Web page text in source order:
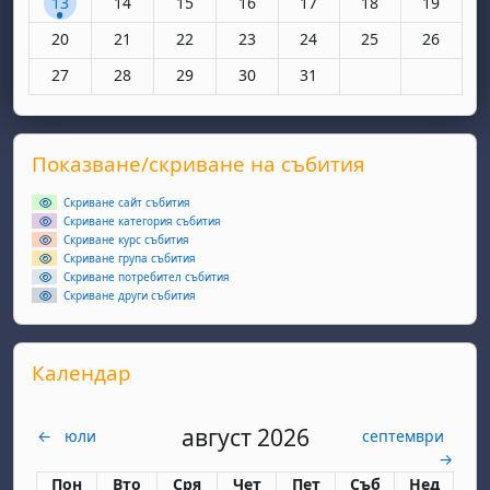
Няма събития, понеделник, 20 октомври
20 Няма събития, вторник, 21 октомври
21 Няма събития, сряда, 22 октомври
22 Няма събития, четвъртък, 23
23 Няма събития, петък, 24
24 Няма събития,
25 Няма
26
Няма събития, понеделник, 27 октомври
27 Няма събития, вторник, 28 октомври
28 Няма събития, сряда, 29 октомври
29 Няма събития, четвъртък, 30
30 Няма събития, петък, 31
31
Supplementary blocks
Прескочи Показване/скриване на събития
Показване/скриване на събития
Скриване сайт събития
Скриване категория събития
Скриване курс събития
Скриване група събития
Скриване потребител събития
Скриване други събития
Прескочи Календар
Календар
← юли август 2026
септември
→
Понеделник
Пон вторник
Вто сряда
Сря четвъртък
Чет петък
Пет събота
Съб неделя
Нед